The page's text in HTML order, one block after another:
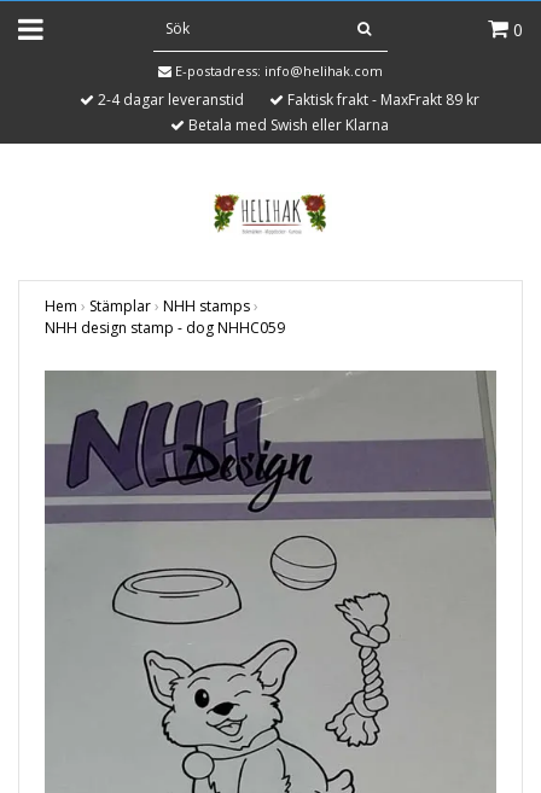
0
E-postadress: info@helihak.com
2-4 dagar leveranstid
Faktisk frakt - MaxFrakt 89 kr
Betala med Swish eller Klarna
Hem › Stämplar› NHH stamps›
NHH design stamp - dog NHHC059